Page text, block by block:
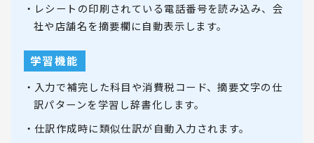
・レシートの印刷されている電話番号を読み込み、会
社や店舗名を摘要欄に自動表示します。
学習機能
・入力で補完した科目や消費税コード、摘要文字の仕
訳パターンを学習し辞書化します。
・仕訳作成時に類似仕訳が自動入力されます。